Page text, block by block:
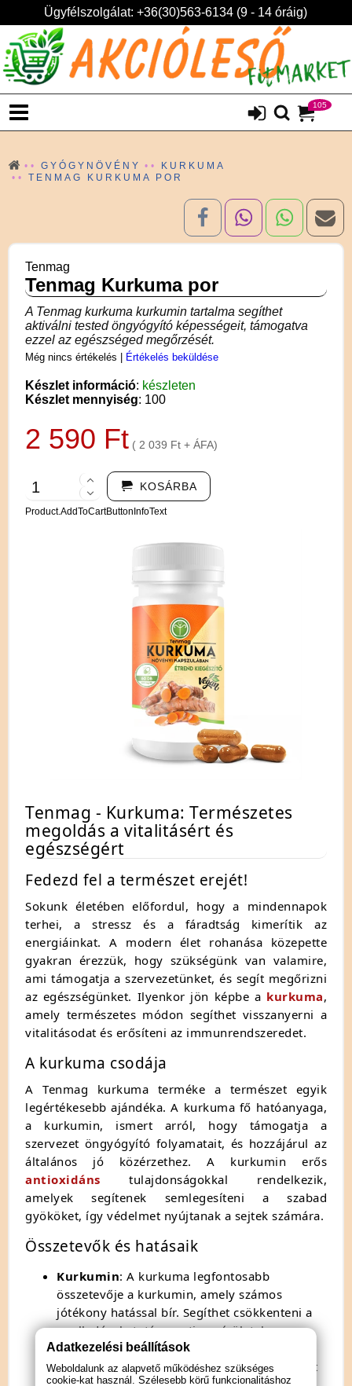
Ügyfélszolgálat: +36(30)563-6134 (9 - 14 óráig)
105
GYÓGYNÖVÉNY
KURKUMA
TENMAG KURKUMA POR
Tenmag
Tenmag Kurkuma por
A Tenmag kurkuma kurkumin tartalma segíthet
aktiválni tested öngyógyító képességeit, támogatva
ezzel az egészséged megőrzését.
Még nincs értékelés Értékelés beküldése
Készlet információ: készleten
Készlet mennyiség: 100
2 590 Ft ( 2 039 Ft + ÁFA)
KOSÁRBA
Product.AddToCartButtonInfoText
Tenmag - Kurkuma: Természetes
megoldás a vitalitásért és
egészségért
Fedezd fel a természet erejét!
Sokunk életében előfordul, hogy a mindennapok
terhei, a stressz és a fáradtság kimerítik az
energiáinkat. A modern élet rohanása közepette
gyakran érezzük, hogy szükségünk van valamire,
ami támogatja a szervezetünket, és segít megőrizni
az egészségünket. Ilyenkor jön képbe a kurkuma,
amely természetes módon segíthet visszanyerni a
vitalitásodat és erősíteni az immunrendszeredet.
A kurkuma csodája
A Tenmag kurkuma terméke a természet egyik
legértékesebb ajándéka. A kurkuma fő hatóanyaga,
a kurkumin, ismert arról, hogy támogatja a
szervezet öngyógyító folyamatait, és hozzájárul az
általános jó közérzethez. A kurkumin erős
antioxidáns tulajdonságokkal rendelkezik,
amelyek segítenek semlegesíteni a szabad
gyököket, így védelmet nyújtanak a sejtek számára.
Összetevők és hatásaik
Kurkumin: A kurkuma legfontosabb
összetevője a kurkumin, amely számos
jótékony hatással bír. Segíthet csökkenteni a
gyulladásokat, támogatja az ízületek
egészségét, és hozzájárulhat a szív- és
érrendszer megfelelő működéséhez. Emellett
Adatkezelési beállítások
Weboldalunk az alapvető működéshez szükséges
cookie-kat használ. Szélesebb körű funkcionalitáshoz